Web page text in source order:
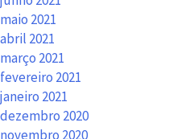
maio 2021
abril 2021
março 2021
fevereiro 2021
janeiro 2021
dezembro 2020
novembro 2020